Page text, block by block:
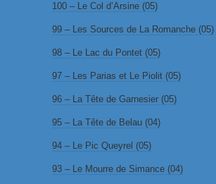
100 – Le Col d’Arsine (05)
99 – Les Sources de La Romanche (05)
98 – Le Lac du Pontet (05)
97 – Les Parias et Le Piolit (05)
96 – La Tête de Garnesier (05)
95 – La Tête de Belau (04)
94 – Le Pic Queyrel (05)
93 – Le Mourre de Simance (04)